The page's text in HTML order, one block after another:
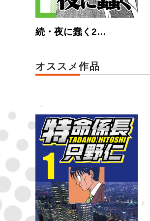
続・夜に蠢く2…
オススメ作品